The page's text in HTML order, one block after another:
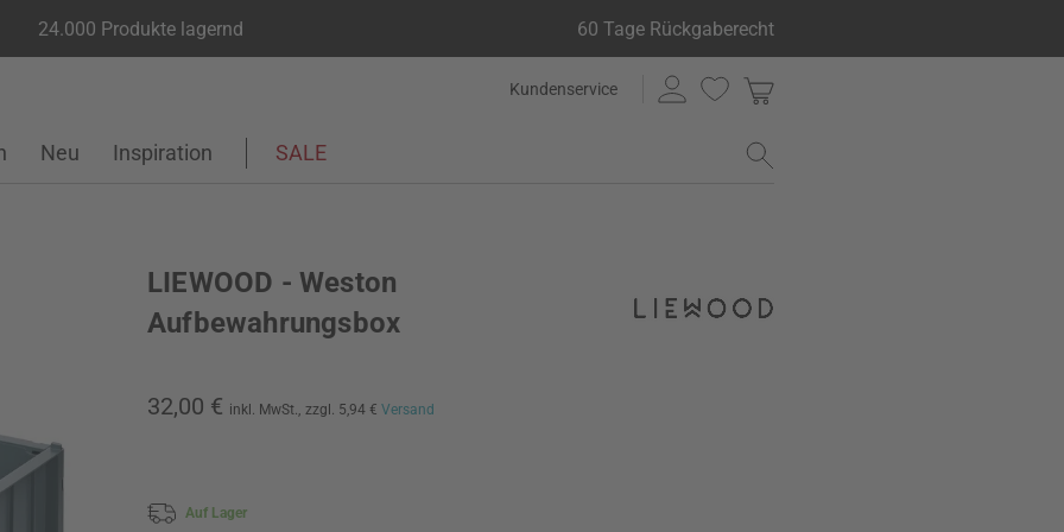
24.000 Produkte lagernd 60 Tage Rückgaberecht
Kundenservice
Neu Inspiration SALE
LIEWOOD - Weston
Aufbewahrungsbox
32,00 € inkl. MwSt., zzgl. 5,94 € Versand
Auf Lager